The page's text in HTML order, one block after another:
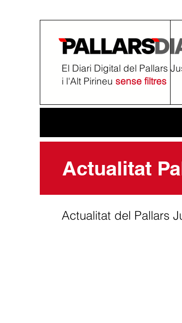
El Diari Digital del Pallars
i l'Alt Pirineu sense filtres
Actualitat
Actualitat del Pallars